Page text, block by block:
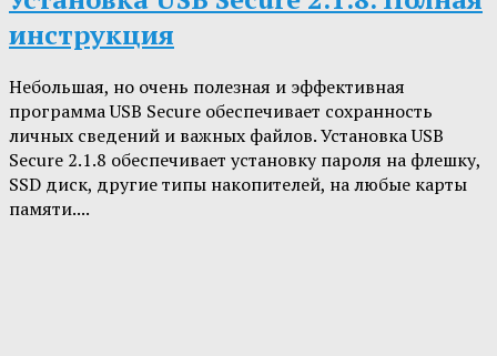
инструкция
Небольшая, но очень полезная и эффективная
программа USB Secure обеспечивает сохранность
личных сведений и важных файлов. Установка USB
Secure 2.1.8 обеспечивает установку пароля на флешку,
SSD диск, другие типы накопителей, на любые карты
памяти....